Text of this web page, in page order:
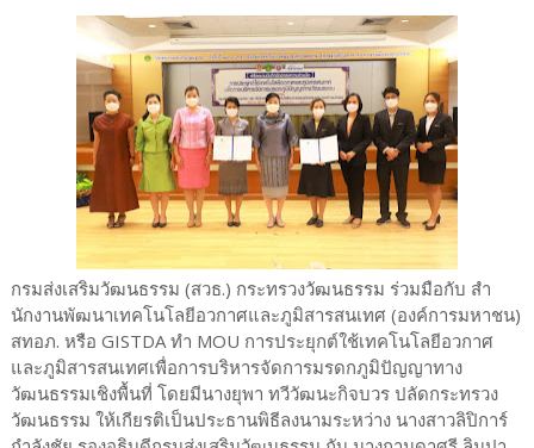
กรมส่งเสริมวัฒนธรรม (สวธ.) กระทรวงวัฒนธรรม ร่วมมือกับ สํา
นักงานพัฒนาเทคโนโลยีอวกาศและภูมิสารสนเทศ (องค์การมหาชน)
สทอภ. หรือ GISTDA ทำ MOU การประยุกต์ใช้เทคโนโลยีอวกาศ
และภูมิสารสนเทศเพื่อการบริหารจัดการมรดกภูมิปัญญาทาง
วัฒนธรรมเชิงพื้นที่ โดยมีนางยุพา ทวีวัฒนะกิจบวร ปลัดกระทรวง
วัฒนธรรม ให้เกียรติเป็นประธานพิธีลงนามระหว่าง นางสาวลิปิการ์